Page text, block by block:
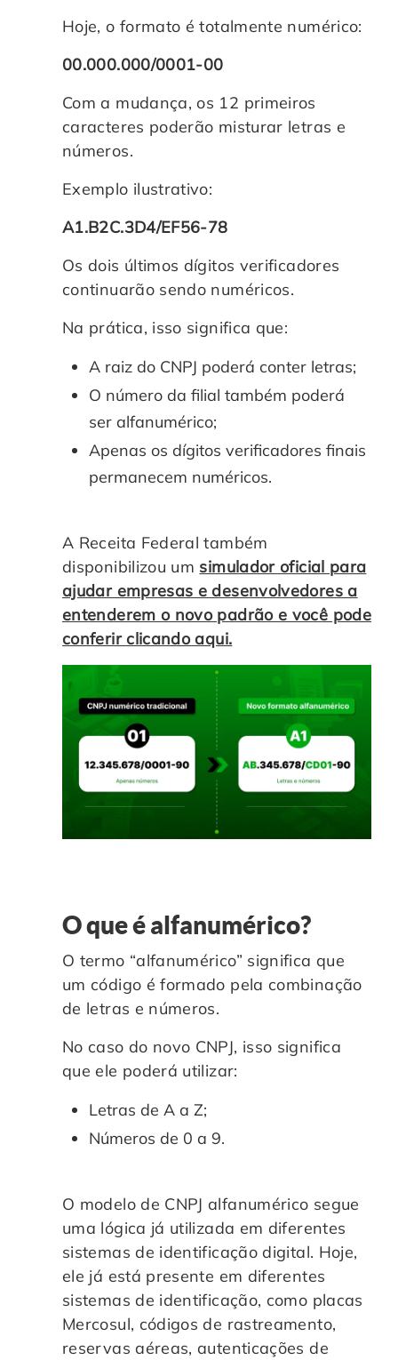
Hoje, o formato é totalmente numérico:
00.000.000/0001-00
Com a mudança, os 12 primeiros
caracteres poderão misturar letras e
números.
Exemplo ilustrativo:
A1.B2C.3D4/EF56-78
Os dois últimos dígitos verificadores
continuarão sendo numéricos.
Na prática, isso significa que:
A raiz do CNPJ poderá conter letras;
O número da filial também poderá
ser alfanumérico;
Apenas os dígitos verificadores finais
permanecem numéricos.
A Receita Federal também
disponibilizou um simulador oficial para
ajudar empresas e desenvolvedores a
entenderem o novo padrão e você pode
conferir clicando aqui.
O que é alfanumérico?
O termo “alfanumérico” significa que
um código é formado pela combinação
de letras e números.
No caso do novo CNPJ, isso significa
que ele poderá utilizar:
Letras de A a Z;
Números de 0 a 9.
O modelo de CNPJ alfanumérico segue
uma lógica já utilizada em diferentes
sistemas de identificação digital. Hoje,
ele já está presente em diferentes
sistemas de identificação, como placas
Mercosul, códigos de rastreamento,
reservas aéreas, autenticações de